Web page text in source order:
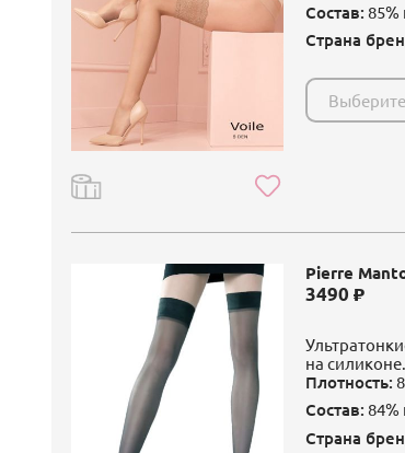
Состав: 85%
Страна
Pierre
3490
на силиконе.
Плотность:
Состав: 84%
Страна